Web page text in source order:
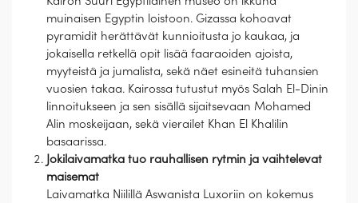
muinaisen Egyptin loistoon. Gizassa kohoavat
pyramidit herättävät kunnioitusta jo kaukaa, ja
jokaisella retkellä opit lisää faaraoiden ajoista,
myyteistä ja jumalista, sekä näet esineitä tuhansien
vuosien takaa. Kairossa tutustut myös Salah El-Dinin
linnoitukseen ja sen sisällä sijaitsevaan Mohamed
Alin moskeijaan, sekä vierailet Khan El Khalilin
basaarissa.
Jokilaivamatka tuo rauhallisen rytmin ja vaihtelevat
maisemat
Laivamatka Niilillä Aswanista Luxoriin on kokemus